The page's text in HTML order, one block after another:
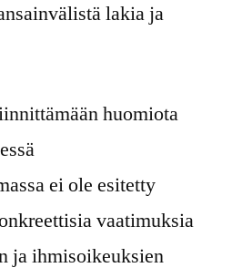
lakia ja
huomiota
ei ole esitetty
vaatimuksia
ja ihmisoikeuksien